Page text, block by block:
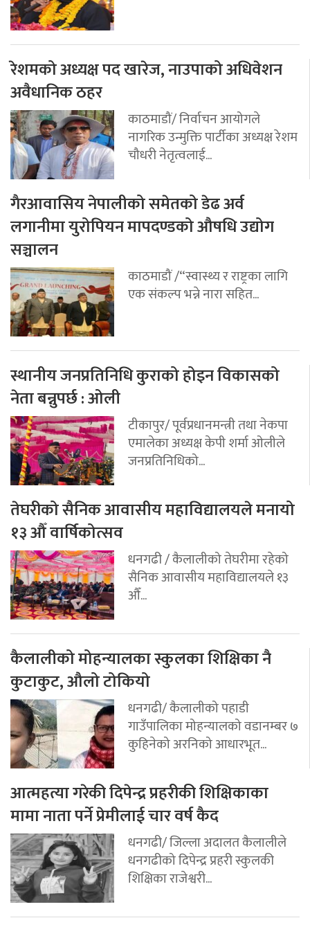
रेशमको अध्यक्ष पद खारेज, नाउपाको अधिवेशन
अवैधानिक ठहर
काठमाडौं/ निर्वाचन आयोगले
नागरिक उन्मुक्ति पार्टीका अध्यक्ष रेशम
चौधरी नेतृत्वलाई...
गैरआवासिय नेपालीको समेतको डेढ अर्व
लगानीमा युरोपियन मापदण्डको औषधि उद्योग
सञ्चालन
काठमाडौं /“स्वास्थ्य र राष्ट्रका लागि
एक संकल्प भन्ने नारा सहित...
स्थानीय जनप्रतिनिधि कुराको होइन विकासको
नेता बन्नुपर्छ : ओली
टीकापुर/ पूर्वप्रधानमन्त्री तथा नेकपा
एमालेका अध्यक्ष केपी शर्मा ओलीले
जनप्रतिनिधिको...
तेघरीको सैनिक आवासीय महाविद्यालयले मनायो
१३ औँ वार्षिकोत्सव
धनगढी / कैलालीको तेघरीमा रहेको
सैनिक आवासीय महाविद्यालयले १३
औँ...
कैलालीको मोहन्यालका स्कुलका शिक्षिका नै
कुटाकुट, औलो टोकियो
धनगढी/ कैलालीको पहाडी
गाउँपालिका मोहन्यालको वडानम्बर ७
कुहिनेको अरनिको आधारभूत...
आत्महत्या गरेकी दिपेन्द्र प्रहरीकी शिक्षिकाका
मामा नाता पर्ने प्रेमीलाई चार वर्ष कैद
धनगढी/ जिल्ला अदालत कैलालीले
धनगढीको दिपेन्द्र प्रहरी स्कुलकी
शिक्षिका राजेश्वरी...